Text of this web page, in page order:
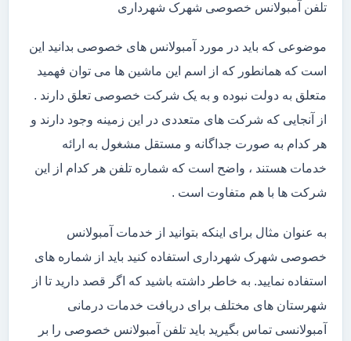
تلفن آمبولانس خصوصی شهرک شهرداری
موضوعی که باید در مورد آمبولانس های خصوصی بدانید این
است که همانطور که از اسم این ماشین ها می توان فهمید
متعلق به دولت نبوده و به یک شرکت خصوصی تعلق دارند .
از آنجایی که شرکت های متعددی در این زمینه وجود دارند و
هر کدام به صورت جداگانه و مستقل مشغول به ارائه
خدمات هستند ، واضح است که شماره تلفن هر کدام از این
شرکت ها با هم متفاوت است .
به عنوان مثال برای اینکه بتوانید از خدمات آمبولانس
خصوصی شهرک شهرداری استفاده کنید باید از شماره های
استفاده نمایید. به خاطر داشته باشید که اگر قصد دارید تا از
شهرستان های مختلف برای دریافت خدمات درمانی
آمبولانسی تماس بگیرید باید تلفن آمبولانس خصوصی را بر